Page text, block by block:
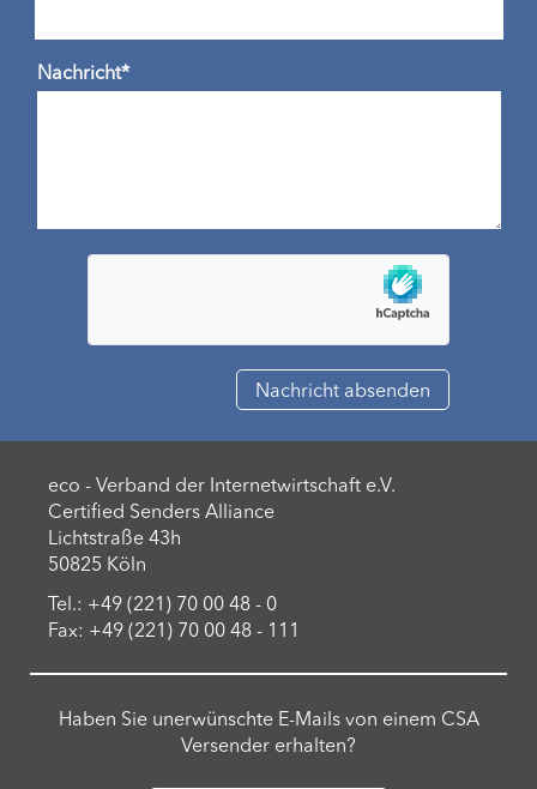
Nachricht*
eco - Verband der Internetwirtschaft e.V.
Certified Senders Alliance
Lichtstraße 43h
50825 Köln
Tel.: +49 (221) 70 00 48 - 0
Fax: +49 (221) 70 00 48 - 111
Haben Sie unerwünschte E-Mails von einem CSA
Versender erhalten?